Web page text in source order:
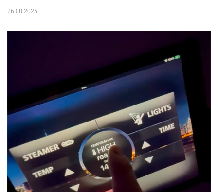
26.08.2025